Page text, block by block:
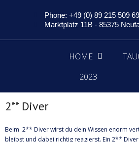
Phone: +49 (0) 89 215 509
Marktplatz 11B - 85375
HOME
2023
2** Diver
Beim 2** Diver wirst du dein Wissen enorm
bleibst und dabei richtig reagierst. Ein 2**